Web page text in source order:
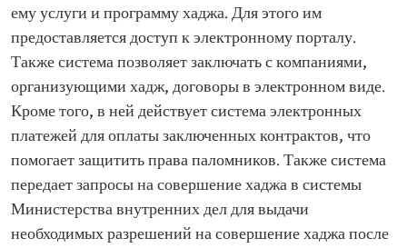
ему услуги и программу хаджа. Для этого им
предоставляется доступ к электронному порталу.
Также система позволяет заключать с компаниями,
организующими хадж, договоры в электронном виде.
Кроме того, в ней действует система электронных
платежей для оплаты заключенных контрактов, что
помогает защитить права паломников. Также система
передает запросы на совершение хаджа в системы
Министерства внутренних дел для выдачи
необходимых разрешений на совершение хаджа после